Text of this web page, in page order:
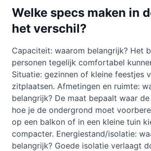
Welke specs maken in
het verschil?
Capaciteit: waarom belangrijk? Het
personen tegelijk comfortabel
Situatie: gezinnen of kleine feestjes
zitplaatsen. Afmetingen en ruimte:
belangrijk? De maat bepaalt waar
hoe je de ondergrond moet
op een balkon of in een kleine tuin
compacter. Energiestand/isolatie:
belangrijk? Goede isolatie verlaagt